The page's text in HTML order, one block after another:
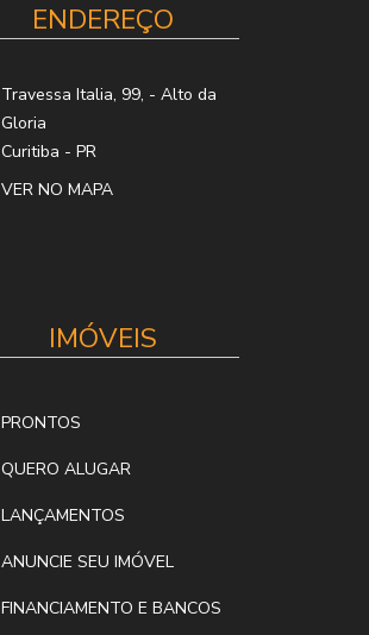
ENDEREÇO
Travessa Italia, 99, - Alto da
Gloria
Curitiba - PR
VER NO MAPA
IMÓVEIS
PRONTOS
QUERO ALUGAR
LANÇAMENTOS
ANUNCIE SEU IMÓVEL
FINANCIAMENTO E BANCOS